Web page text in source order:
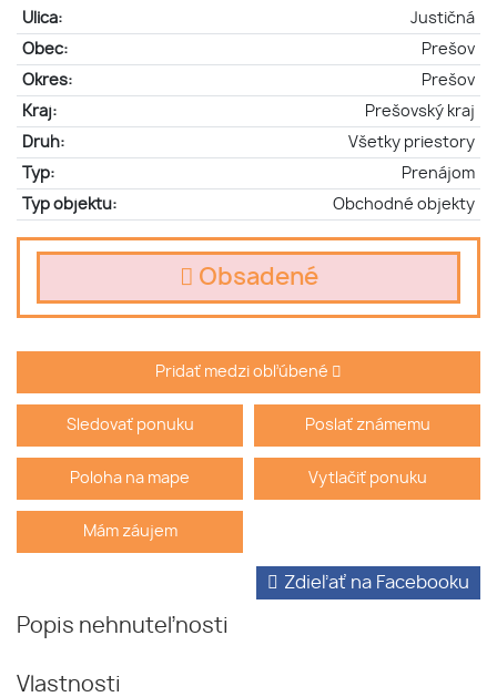
Ulica:
Justičná
Obec:
Prešov
Okres:
Prešov
Kraj:
Prešovský kraj
Druh:
Všetky priestory
Typ:
Prenájom
Typ objektu:
Obchodné objekty
Obsadené
Pridať medzi obľúbené
Sledovať ponuku Poslať známemu
Poloha na mape Vytlačiť ponuku
Mám záujem
Popis nehnuteľnosti
Zdieľať na Facebooku
Vlastnosti